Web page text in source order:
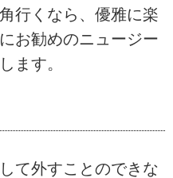
行くなら、優雅に楽
お勧めのニュージー
ます。
て外すことのできな